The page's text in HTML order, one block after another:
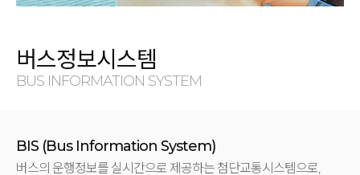
버스정보시스템
BUS INFORMATION SYSTEM
BIS (Bus Information System)
버스의 운행정보를 실시간으로 제공하는 첨단교통시스템으로,